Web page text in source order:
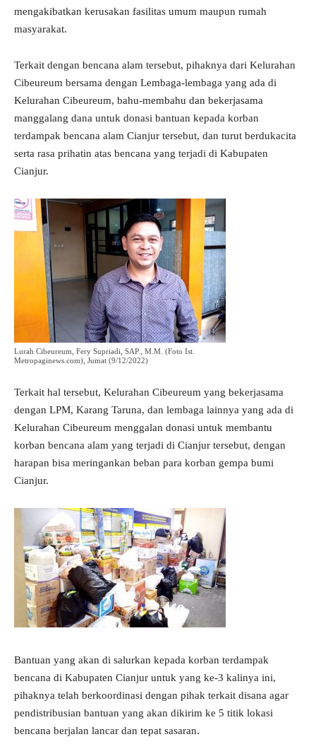
mengakibatkan kerusakan fasilitas umum maupun rumah
masyarakat.
Terkait dengan bencana alam tersebut, pihaknya dari Kelurahan
Cibeureum bersama dengan Lembaga-lembaga yang ada di
Kelurahan Cibeureum, bahu-membahu dan bekerjasama
manggalang dana untuk donasi bantuan kepada korban
terdampak bencana alam Cianjur tersebut, dan turut berdukacita
serta rasa prihatin atas bencana yang terjadi di Kabupaten
Cianjur.
Lurah Cibeureum, Fery Supriadi, SAP., M.M. (Foto Ist.
Metropaginews.com), Jumat (9/12/2022)
Terkait hal tersebut, Kelurahan Cibeureum yang bekerjasama
dengan LPM, Karang Taruna, dan lembaga lainnya yang ada di
Kelurahan Cibeureum menggalan donasi untuk membantu
korban bencana alam yang terjadi di Cianjur tersebut, dengan
harapan bisa meringankan beban para korban gempa bumi
Cianjur.
Bantuan yang akan di salurkan kepada korban terdampak
bencana di Kabupaten Cianjur untuk yang ke-3 kalinya ini,
pihaknya telah berkoordinasi dengan pihak terkait disana agar
pendistribusian bantuan yang akan dikirim ke 5 titik lokasi
bencana berjalan lancar dan tepat sasaran.